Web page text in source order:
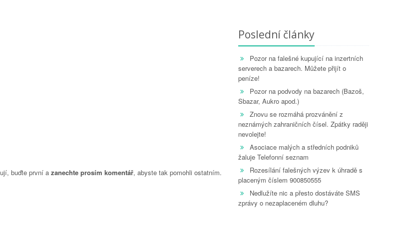
buďte první a zanechte prosím komentář, abyste tak pomohli ostatním.
Poslední články
Pozor na falešné kupující na inzertních
serverech a bazarech. Můžete přijít o
peníze!
Pozor na podvody na bazarech (Bazoš,
Sbazar, Aukro apod.)
Znovu se rozmáhá prozvánění z
neznámých zahraničních čísel. Zpátky raději
nevolejte!
Asociace malých a středních podniků
žaluje Telefonní seznam
Rozesílání falešných výzev k úhradě s
placeným číslem 900850555
Nedlužíte nic a přesto dostáváte SMS
zprávy o nezaplaceném dluhu?